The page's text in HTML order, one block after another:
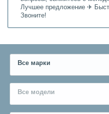
Лучшее предложение ✈
Звоните!
Все марки
Все модели